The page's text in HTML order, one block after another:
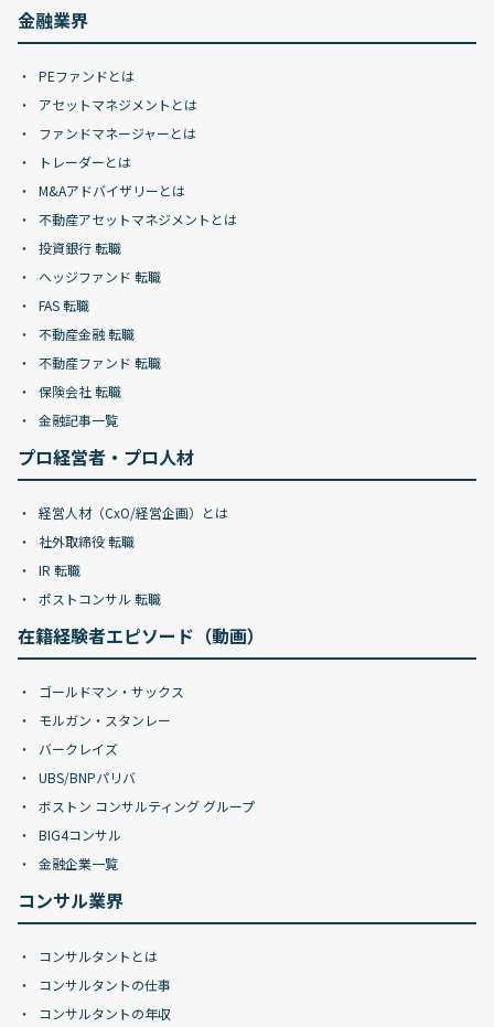
金融業界
PEファンドとは
アセットマネジメントとは
ファンドマネージャーとは
トレーダーとは
M&Aアドバイザリーとは
不動産アセットマネジメントとは
投資銀行 転職
ヘッジファンド 転職
FAS 転職
不動産金融 転職
不動産ファンド 転職
保険会社 転職
金融記事一覧
プロ経営者・プロ人材
経営人材（CxO/経営企画）とは
社外取締役 転職
IR 転職
ポストコンサル 転職
在籍経験者エピソード（動画）
ゴールドマン・サックス
モルガン・スタンレー
バークレイズ
UBS/BNPパリバ
ボストン コンサルティング グループ
BIG4コンサル
金融企業一覧
コンサル業界
コンサルタントとは
コンサルタントの仕事
コンサルタントの年収